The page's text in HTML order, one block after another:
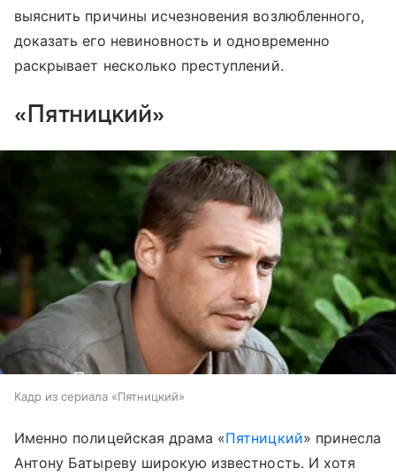
выяснить причины исчезновения возлюбленного,
доказать его невиновность и одновременно
раскрывает несколько преступлений.
«Пятницкий»
Кадр из сериала «Пятницкий»
Именно полицейская драма «Пятницкий» принесла
Антону Батыреву широкую известность. И хотя